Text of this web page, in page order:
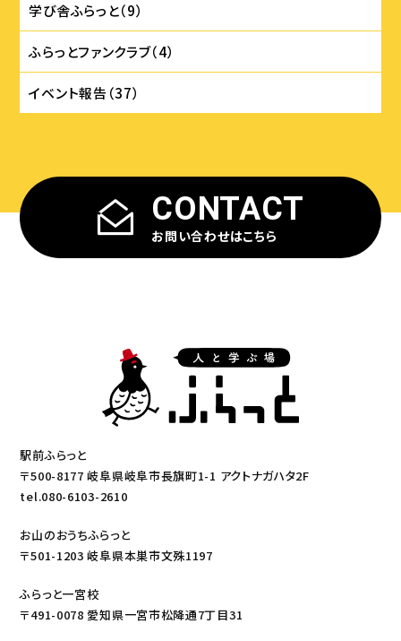
学び舎ふらっと（9）
ふらっとファンクラブ（4）
イベント報告（37）
CONTACT
お問い合わせはこちら
駅前ふらっと
〒500-8177 岐阜県岐阜市長旗町1-1 アクトナガハタ2F
tel.080-6103-2610
お山のおうちふらっと
〒501-1203 岐阜県本巣市文殊1197
ふらっと一宮校
〒491-0078 愛知県一宮市松降通7丁目31